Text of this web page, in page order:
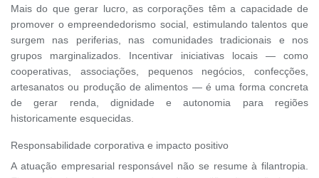
Mais do que gerar lucro, as corporações têm a capacidade de
promover o empreendedorismo social, estimulando talentos que
surgem nas periferias, nas comunidades tradicionais e nos
grupos marginalizados. Incentivar iniciativas locais — como
cooperativas, associações, pequenos negócios, confecções,
artesanatos ou produção de alimentos — é uma forma concreta
de gerar renda, dignidade e autonomia para regiões
historicamente esquecidas.
Responsabilidade corporativa e impacto positivo
A atuação empresarial responsável não se resume à filantropia.